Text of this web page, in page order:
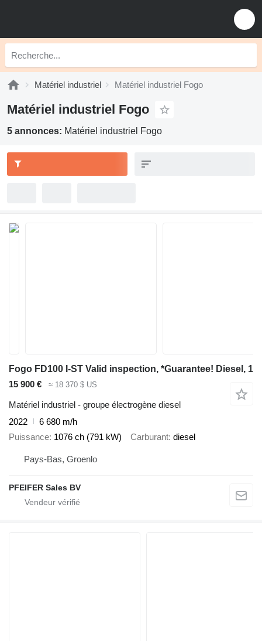
Matériel industriel Matériel industriel Fogo
Matériel industriel Fogo
5 annonces: Matériel industriel Fogo
Fogo FD100 I-ST Valid inspection, *Guarantee! Diesel, 1
15 900 €
≈ 18 370 $ US
Matériel industriel - groupe électrogène diesel
2022
6 680 m/h
Puissance 1076 ch (791 kW) Carburant diesel
Pays-Bas, Groenlo
PFEIFER Sales BV